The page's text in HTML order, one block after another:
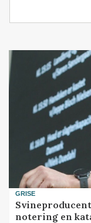
GRISE
notering en